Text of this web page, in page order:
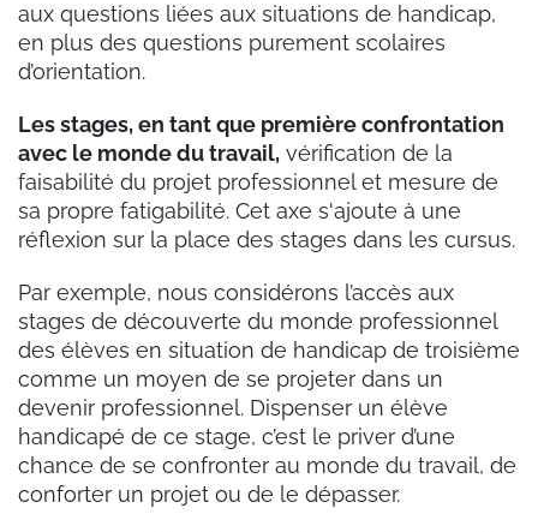
aux questions liées aux situations de handicap,
en plus des questions purement scolaires
d’orientation.
Les stages, en tant que première confrontation
avec le monde du travail, vérification de la
faisabilité du projet professionnel et mesure de
sa propre fatigabilité. Cet axe s'ajoute à une
réflexion sur la place des stages dans les cursus.
Par exemple, nous considérons l’accès aux
stages de découverte du monde professionnel
des élèves en situation de handicap de troisième
comme un moyen de se projeter dans un
devenir professionnel. Dispenser un élève
handicapé de ce stage, c’est le priver d’une
chance de se confronter au monde du travail, de
conforter un projet ou de le dépasser.